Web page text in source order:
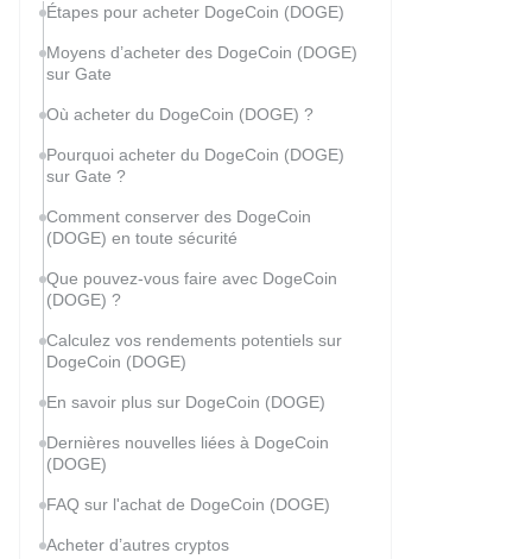
Étapes pour acheter DogeCoin (DOGE)
Moyens d’acheter des DogeCoin (DOGE)
sur Gate
Où acheter du DogeCoin (DOGE) ?
Pourquoi acheter du DogeCoin (DOGE)
sur Gate ?
Comment conserver des DogeCoin
(DOGE) en toute sécurité
Que pouvez-vous faire avec DogeCoin
(DOGE) ?
Calculez vos rendements potentiels sur
DogeCoin (DOGE)
En savoir plus sur DogeCoin (DOGE)
Dernières nouvelles liées à DogeCoin
(DOGE)
FAQ sur l'achat de DogeCoin (DOGE)
Acheter d’autres cryptos